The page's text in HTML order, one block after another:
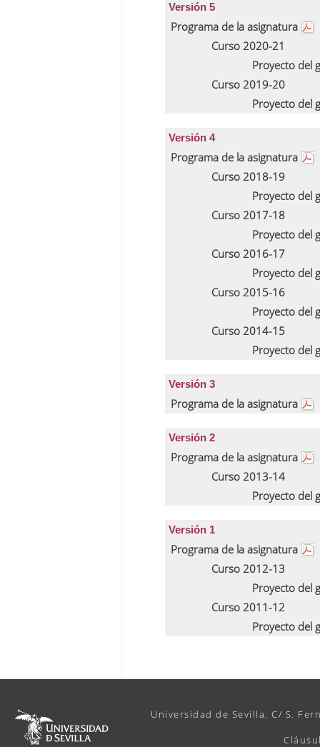
Versión 5
Programa de la asignatura
Curso 2020-21
Proyecto del
Curso 2019-20
Proyecto del
Versión 4
Programa de la asignatura
Curso 2018-19
Proyecto del
Curso 2017-18
Proyecto del
Curso 2016-17
Proyecto del
Curso 2015-16
Proyecto del
Curso 2014-15
Proyecto del
Versión 3
Programa de la asignatura
Versión 2
Programa de la asignatura
Curso 2013-14
Proyecto del
Versión 1
Programa de la asignatura
Curso 2012-13
Proyecto del
Curso 2011-12
Proyecto del
Universidad de Sevilla. C/ S.